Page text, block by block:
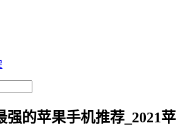
强的苹果手机推荐_2021苹